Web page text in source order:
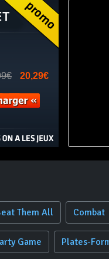
Them All Combat
Game Plates-